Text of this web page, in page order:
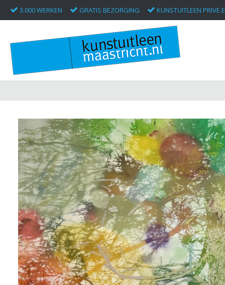
3.000 WERKEN GRATIS BEZORGING KUNSTUITLEEN PRIVE